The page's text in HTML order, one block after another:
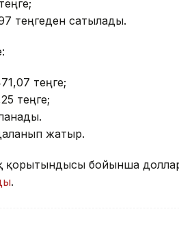
теңгеден сатылады.
теңге;
теңге;
жатыр.
қорытындысы бойынша
.